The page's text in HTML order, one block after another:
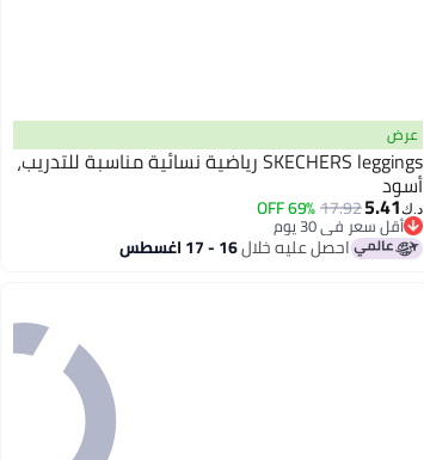
عرض
SKECHERS leggings رياضية نسائية مناسبة للتدريب،
أسود
د.ك‏5.41
17.92
69% OFF
أقل سعر في 30 يوم
أقل سعر في 30 يوماحصل عليه خلال16 - 17 اغسطس